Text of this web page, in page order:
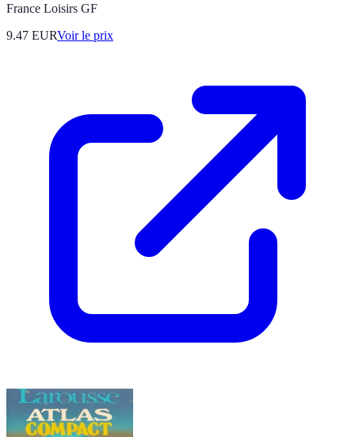
France Loisirs GF
9.47 EURVoir le prix